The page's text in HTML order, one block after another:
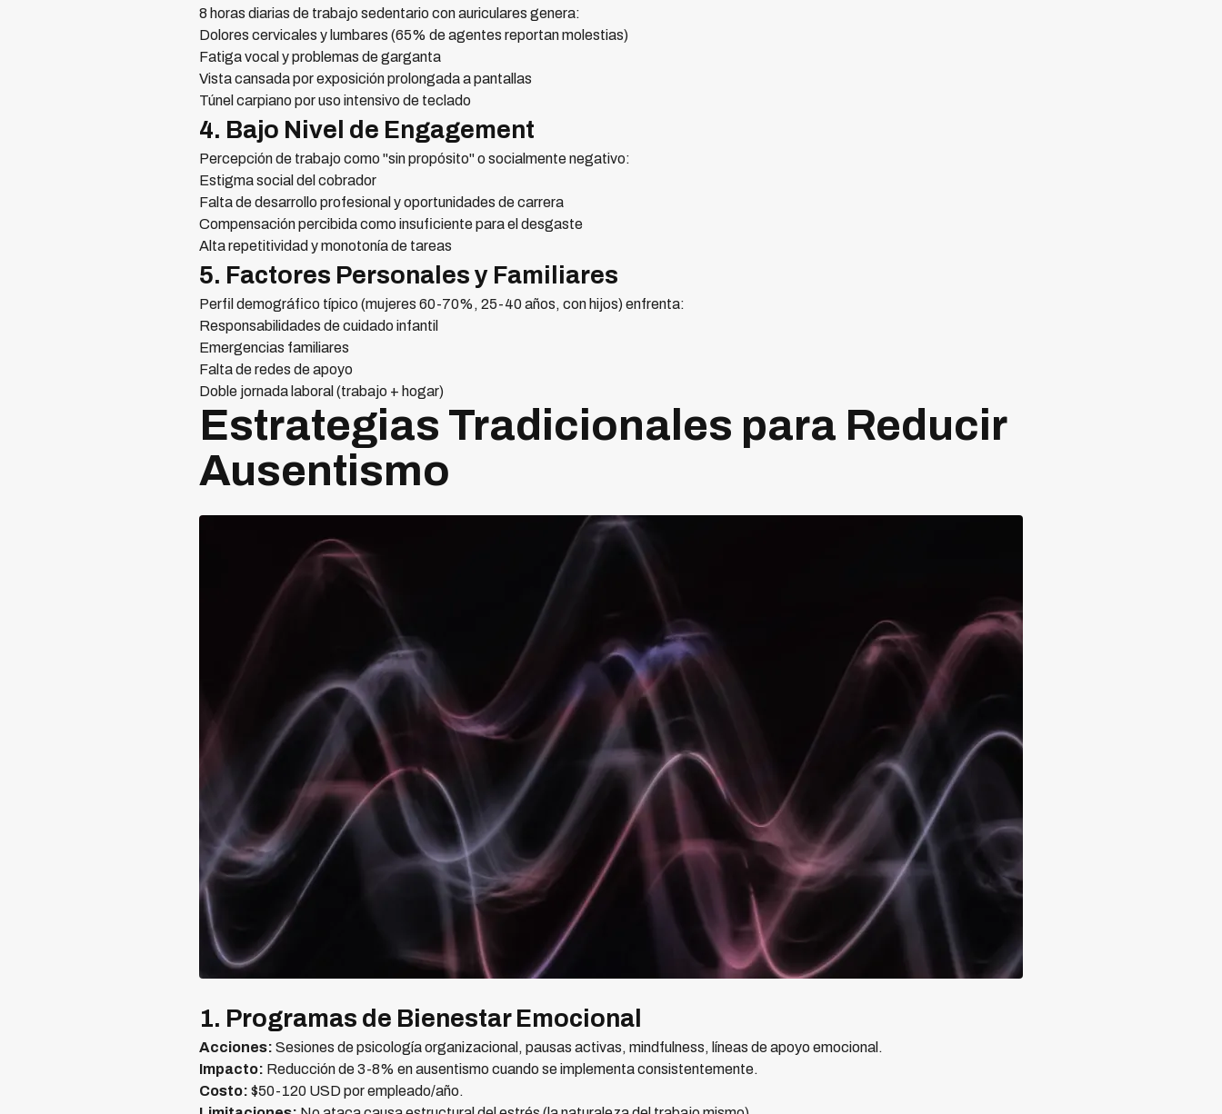
8 horas diarias de trabajo sedentario con auriculares genera:
Dolores cervicales y lumbares (65% de agentes reportan molestias)
Fatiga vocal y problemas de garganta
Vista cansada por exposición prolongada a pantallas
Túnel carpiano por uso intensivo de teclado
4. Bajo Nivel de Engagement
Percepción de trabajo como "sin propósito" o socialmente negativo:
Estigma social del cobrador
Falta de desarrollo profesional y oportunidades de carrera
Compensación percibida como insuficiente para el desgaste
Alta repetitividad y monotonía de tareas
5. Factores Personales y Familiares
Perfil demográfico típico (mujeres 60-70%, 25-40 años, con hijos) enfrenta:
Responsabilidades de cuidado infantil
Emergencias familiares
Falta de redes de apoyo
Doble jornada laboral (trabajo + hogar)
Estrategias Tradicionales para Reducir
Ausentismo
1. Programas de Bienestar Emocional
Acciones: Sesiones de psicología organizacional, pausas activas, mindfulness, líneas de apoyo emocional.
Impacto: Reducción de 3-8% en ausentismo cuando se implementa consistentemente.
Costo: $50-120 USD por empleado/año.